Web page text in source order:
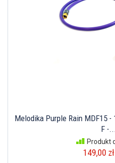
Melodika Purple Rain MDF15
F -...
Produkt
149,00